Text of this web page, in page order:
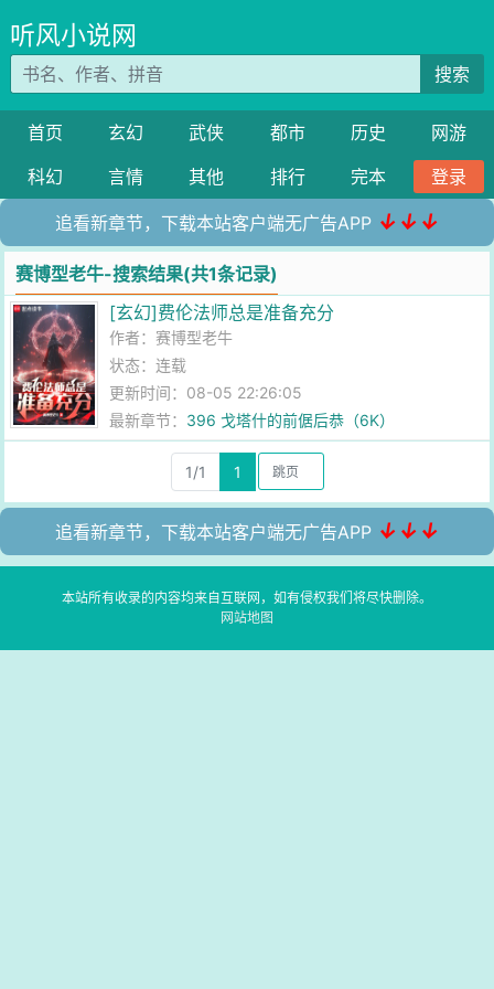
听风小说网
搜索
首页 玄幻 武侠 都市 历史
网游
科幻
言情 其他 排行 完本 登录
追看新章节，下载本站客户端无广告APP ↓↓↓
赛博型老牛-搜索结果(共1条记录)
[玄幻]费伦法师总是准备充分
作者： 赛博型老牛
状态：连载
更新时间：08-05 22:26:05
最新章节： 396 戈塔什的前倨后恭（6K）
1/1 1
追看新章节，下载本站客户端无广告APP ↓↓↓
本站所有收录的内容均来自互联网，如有侵权我们将尽快删除。
网站地图